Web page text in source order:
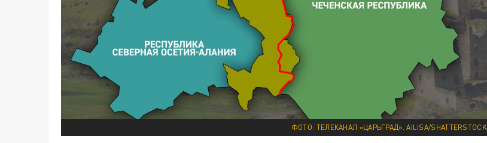
ФОТО: ТЕЛЕКАНАЛ «ЦАРЬГРАД». AILISA/SHATTERSTOCK